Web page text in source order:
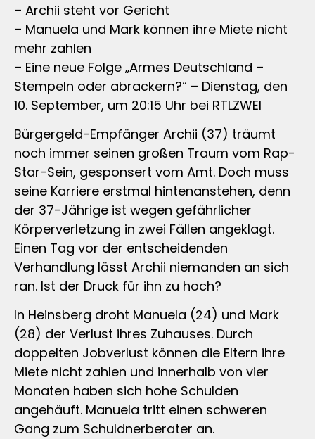
– Archii steht vor Gericht
– Manuela und Mark können ihre Miete nicht
mehr zahlen
– Eine neue Folge „Armes Deutschland –
Stempeln oder abrackern?“ – Dienstag, den
10. September, um 20:15 Uhr bei RTLZWEI
Bürgergeld-Empfänger Archii (37) träumt
noch immer seinen großen Traum vom Rap-
Star-Sein, gesponsert vom Amt. Doch muss
seine Karriere erstmal hintenanstehen, denn
der 37-Jährige ist wegen gefährlicher
Körperverletzung in zwei Fällen angeklagt.
Einen Tag vor der entscheidenden
Verhandlung lässt Archii niemanden an sich
ran. Ist der Druck für ihn zu hoch?
In Heinsberg droht Manuela (24) und Mark
(28) der Verlust ihres Zuhauses. Durch
doppelten Jobverlust können die Eltern ihre
Miete nicht zahlen und innerhalb von vier
Monaten haben sich hohe Schulden
angehäuft. Manuela tritt einen schweren
Gang zum Schuldnerberater an.